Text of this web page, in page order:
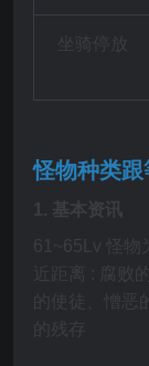
坐骑停放
怪物种类跟
1. 基本资讯
61~65Lv 怪物
近距离 : 腐败
的使徒、憎恶
的残存